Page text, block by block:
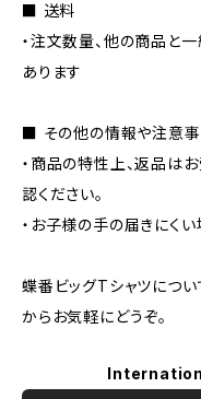
■ 送料
・注文数量、他の商品と
あります
■ その他の情報や注意
・商品の特性上、返品は
認ください。
・お子様の手の届きにくい
蝶番ビッグTシャツについ
からお気軽にどうぞ。